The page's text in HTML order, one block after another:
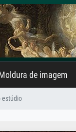
Moldura de imagem
estúdio